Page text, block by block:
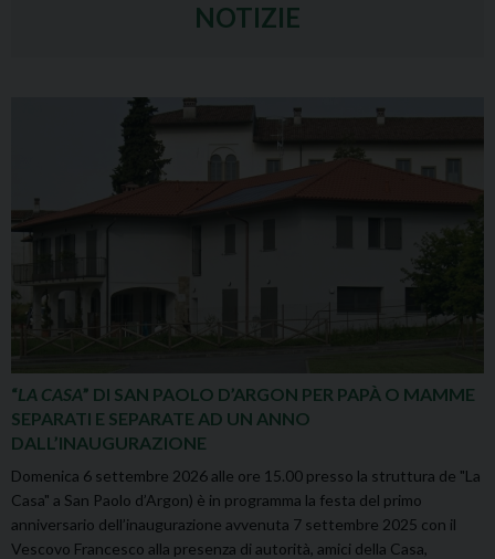
NOTIZIE
“LA CASA” DI SAN PAOLO D’ARGON PER PAPÀ O MAMME
SEPARATI E SEPARATE AD UN ANNO
DALL’INAUGURAZIONE
Domenica 6 settembre 2026 alle ore 15.00 presso la struttura de "La
Casa" a San Paolo d’Argon) è in programma la festa del primo
anniversario dell’inaugurazione avvenuta 7 settembre 2025 con il
Vescovo Francesco alla presenza di autorità, amici della Casa,